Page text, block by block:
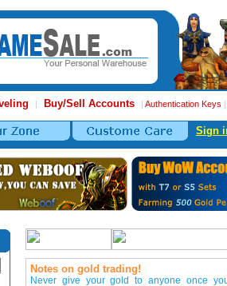
| Buy/Sell Accounts | Authentication Keys
Sign
Notes on gold trading!
Never give your gold to anyone once